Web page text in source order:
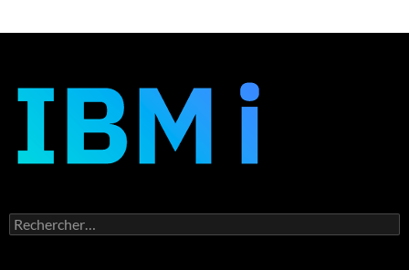
Rechercher :